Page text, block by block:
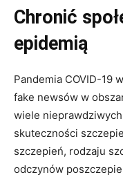
Chronić
epidemią
Pandemia COVID-19
fake newsów w
wiele
skuteczności
szczepień, rodzaju
odczynów